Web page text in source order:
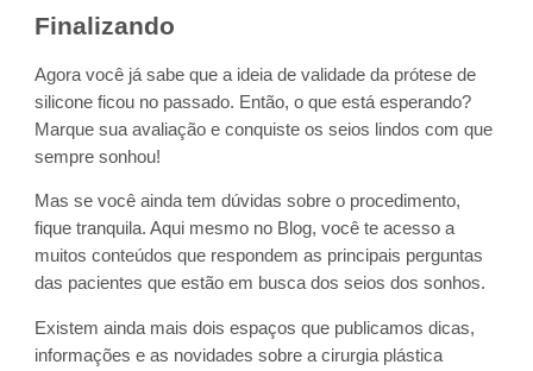
Finalizando
Agora você já sabe que a ideia de validade da prótese de
silicone ficou no passado. Então, o que está esperando?
Marque sua avaliação e conquiste os seios lindos com que
sempre sonhou!
Mas se você ainda tem dúvidas sobre o procedimento,
fique tranquila. Aqui mesmo no Blog, você te acesso a
muitos conteúdos que respondem as principais perguntas
das pacientes que estão em busca dos seios dos sonhos.
Existem ainda mais dois espaços que publicamos dicas,
informações e as novidades sobre a cirurgia plástica